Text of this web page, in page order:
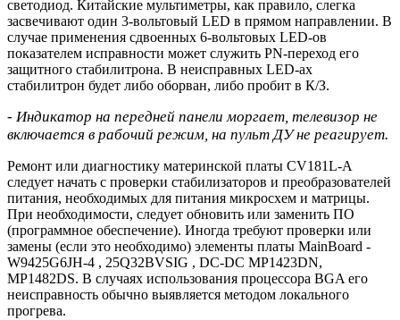
светодиод. Китайские мультиметры, как правило, слегка
засвечивают один 3-вольтовый LED в прямом направлении. В
случае применения сдвоенных 6-вольтовых LED-ов
показателем исправности может служить PN-переход его
защитного стабилитрона. В неисправных LED-ах
стабилитрон будет либо оборван, либо пробит в К/З.
- Индикатор на передней панели моргает, телевизор не
включается в рабочий режим, на пульт ДУ не реагирует.
Ремонт или диагностику материнской платы CV181L-A
следует начать с проверки стабилизаторов и преобразователей
питания, необходимых для питания микросхем и матрицы.
При необходимости, следует обновить или заменить ПО
(программное обеспечение). Иногда требуют проверки или
замены (если это необходимо) элементы платы MainBoard -
W9425G6JH-4 , 25Q32BVSIG , DC-DC MP1423DN,
MP1482DS. В случаях использования процессора BGA его
неисправность обычно выявляется методом локального
прогрева.